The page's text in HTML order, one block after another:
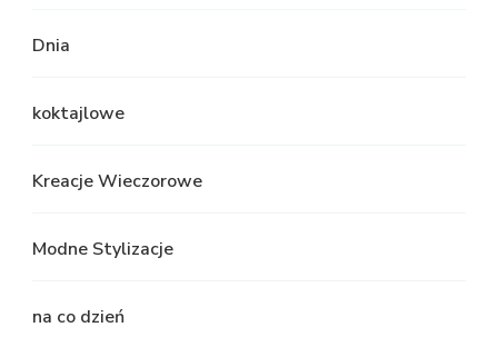
Dnia
koktajlowe
Kreacje Wieczorowe
Modne Stylizacje
na co dzień